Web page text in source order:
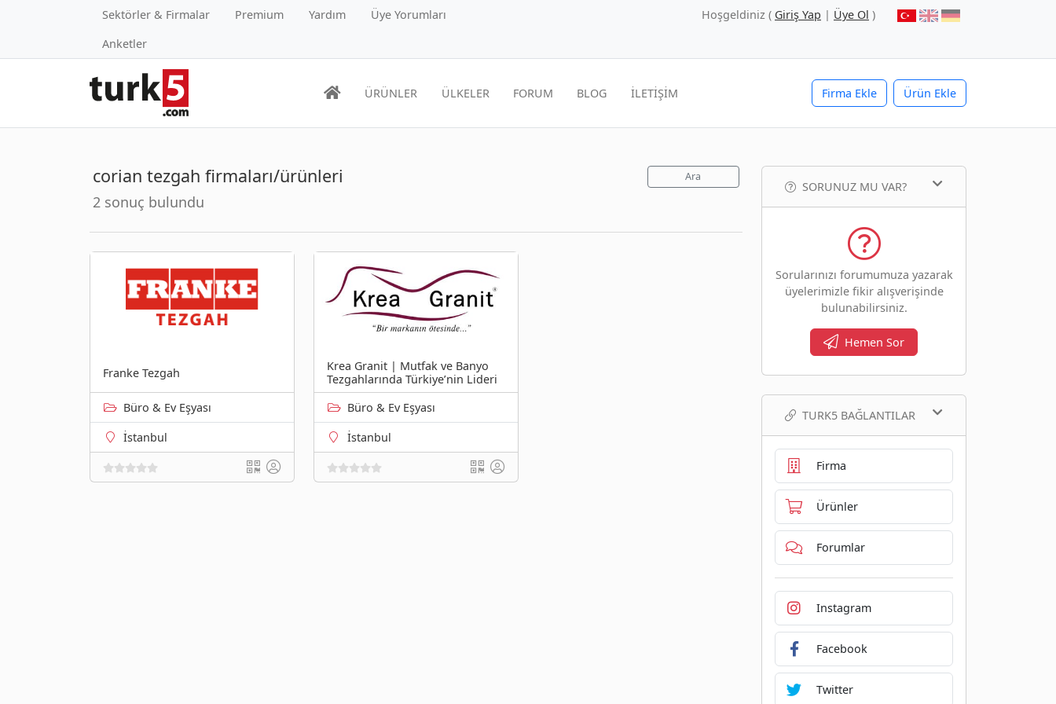
Sektörler & Firmalar Premium Yardım
Üye Yorumları
Anketler
Hoşgeldiniz ( Giriş Yap | Üye Ol )
Firma Ekle Ürün Ekle
ÜRÜNLER ÜLKELER FORUM BLOG İLETİŞİM
corian tezgah firmaları/ürünleri
2 sonuç bulundu
Ara
Franke Tezgah
Büro & Ev Eşyası
İstanbul
Krea Granit | Mutfak ve Banyo
Tezgahlarında Türkiye’nin Lideri
Büro & Ev Eşyası
İstanbul
SORUNUZ MU VAR?
Sorularınızı forumumuza yazarak
üyelerimizle fikir alışverişinde
bulunabilirsiniz.
Hemen Sor
TURK5 BAĞLANTILAR
Firma
Ürünler
Forumlar
Instagram
Facebook
Twitter